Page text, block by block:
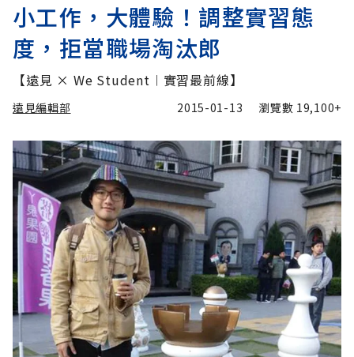
小工作，大體驗！調整實習態
度，拒當職場淘汰郎
【遠見 × We Student︱實習最前線】
遠見編輯部 2015-01-13 瀏覽數 19,100+